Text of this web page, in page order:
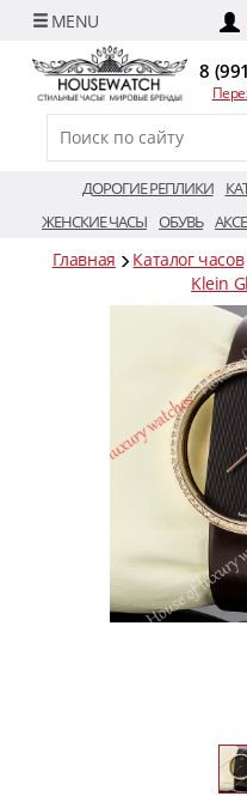
8
ДОРОГИЕ РЕПЛИКИ
ЖЕНСКИЕ ЧАСЫ ОБУВЬ
Главная Каталог часов
Klein